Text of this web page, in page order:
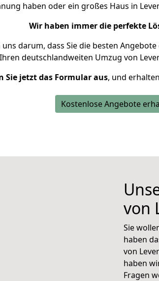
haben oder ein großes Haus in
Wir haben immer die perfekte
darum, dass Sie die besten
deutschlandweiten Umzug von
Sie jetzt das Formular aus, und
Kostenlose Angebote
von
Sie
haben
von
haben
Fragen